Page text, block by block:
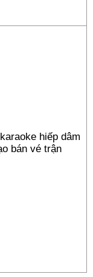
hiếp dâm
bán vé trận